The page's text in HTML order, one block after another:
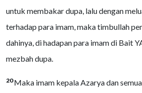
untuk membakar dupa, lalu dengan
terhadap para imam, maka timbullah
dahinya, di hadapan para imam di Bait
mezbah dupa.
20Maka imam kepala Azarya dan